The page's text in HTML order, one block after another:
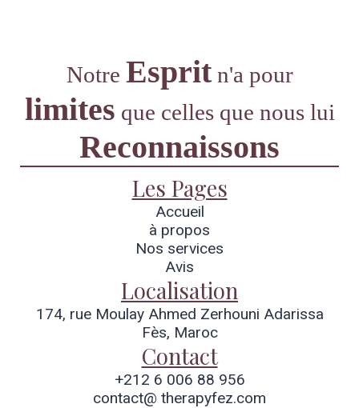
Notre Espritn'a pour
limites que celles que nous lui
Reconnaissons
Les Pages
Accueil
à propos
Nos services
Avis
Localisation
174, rue Moulay Ahmed Zerhouni Adarissa
Fès, Maroc
Contact
+212 6 006 88 956
contact@ therapyfez.com